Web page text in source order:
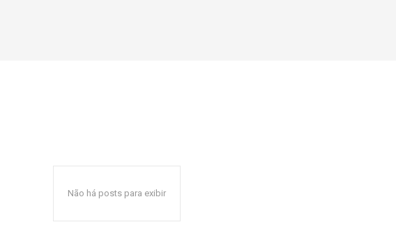
Não há posts para exibir